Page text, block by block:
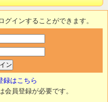
インすることができます。
録はこちら
員登録が必要です。